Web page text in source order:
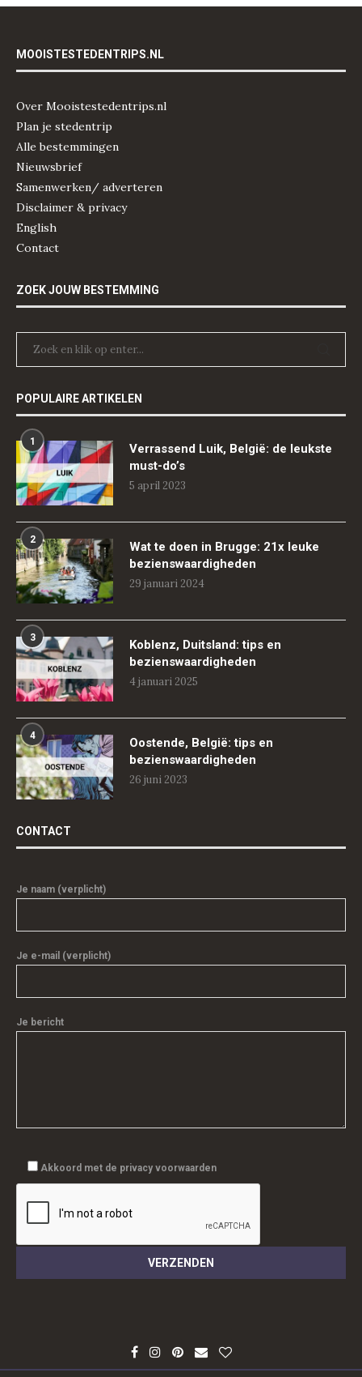
MOOISTESTEDENTRIPS.NL
Over Mooistestedentrips.nl
Plan je stedentrip
Alle bestemmingen
Nieuwsbrief
Samenwerken/ adverteren
Disclaimer & privacy
English
Contact
ZOEK JOUW BESTEMMING
POPULAIRE ARTIKELEN
1
Verrassend Luik, België: de leukste
must-do’s
5 april 2023
2
Wat te doen in Brugge: 21x leuke
bezienswaardigheden
29 januari 2024
3
Koblenz, Duitsland: tips en
bezienswaardigheden
4 januari 2025
4
Oostende, België: tips en
bezienswaardigheden
26 juni 2023
CONTACT
Je naam (verplicht)
Je e-mail (verplicht)
Je bericht
Akkoord met de privacy voorwaarden